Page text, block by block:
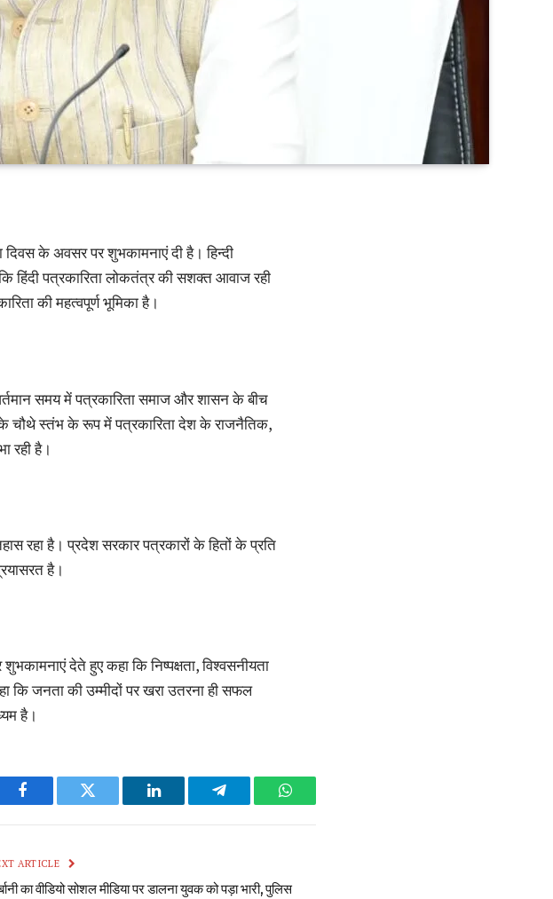
के अवसर पर शुभकामनाएं दी है। हिन्दी
हिंदी पत्रकारिता लोकतंत्र की सशक्त आवाज रही
की महत्वपूर्ण भूमिका है।
समय में पत्रकारिता समाज और शासन के बीच
चौथे स्तंभ के रूप में पत्रकारिता देश के राजनैतिक,
रही है।
रहा है। प्रदेश सरकार पत्रकारों के हितों के प्रति
है।
देते हुए कहा कि निष्पक्षता, विश्वसनीयता
कि जनता की उम्मीदों पर खरा उतरना ही सफल
है।
Facebook Twitter LinkedIn Telegram WhatsApp
ARTICLE
का वीडियो सोशल मीडिया पर डालना युवक को पड़ा भारी, पुलिस